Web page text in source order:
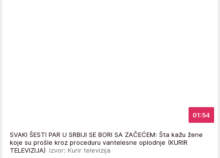
01:54
SVAKI ŠESTI PAR U SRBIJI SE BORI SA ZAČEĆEM: Šta kažu žene
koje su prošle kroz proceduru vantelesne oplodnje (KURIR
TELEVIZIJA) Izvor: Kurir televizija